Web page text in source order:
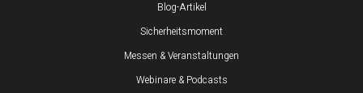
Blog-Artikel
Sicherheitsmoment
Messen & Veranstaltungen
Webinare & Podcasts